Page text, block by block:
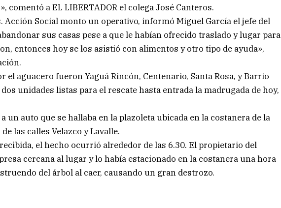
comentó a EL LIBERTADOR el colega José Canteros.
Acción Social monto un operativo, informó Miguel García el jefe del
sus casas pese a que le habían ofrecido traslado y lugar para
entonces hoy se los asistió con alimentos y otro tipo de ayuda»,
el aguacero fueron Yaguá Rincón, Centenario, Santa Rosa, y Barrio
unidades listas para el rescate hasta entrada la madrugada de hoy,
un auto que se hallaba en la plazoleta ubicada en la costanera de la
las calles Velazco y Lavalle.
el hecho ocurrió alrededor de las 6.30. El propietario del
cercana al lugar y lo había estacionado en la costanera una hora
del árbol al caer, causando un gran destrozo.